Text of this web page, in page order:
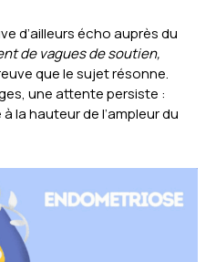
d’ailleurs écho auprès du
de vagues de soutien,
que le sujet résonne.
une attente persiste :
la hauteur de l’ampleur du